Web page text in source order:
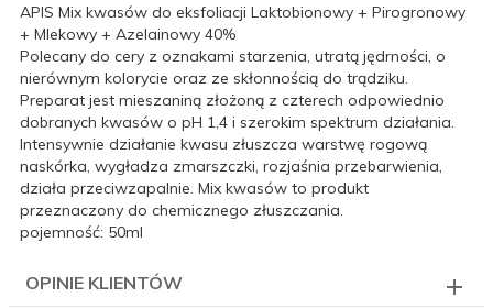
APIS Mix kwasów do eksfoliacji Laktobionowy + Pirogronowy
+ Mlekowy + Azelainowy 40%
Polecany do cery z oznakami starzenia, utratą jędrności, o
nierównym kolorycie oraz ze skłonnością do trądziku.
Preparat jest mieszaniną złożoną z czterech odpowiednio
dobranych kwasów o pH 1,4 i szerokim spektrum działania.
Intensywnie działanie kwasu złuszcza warstwę rogową
naskórka, wygładza zmarszczki, rozjaśnia przebarwienia,
działa przeciwzapalnie. Mix kwasów to produkt
przeznaczony do chemicznego złuszczania.
pojemność: 50ml
OPINIE KLIENTÓW